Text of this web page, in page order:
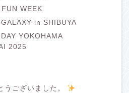
WEEK
in SHIBUYA
YOKOHAMA
2025
うございました。